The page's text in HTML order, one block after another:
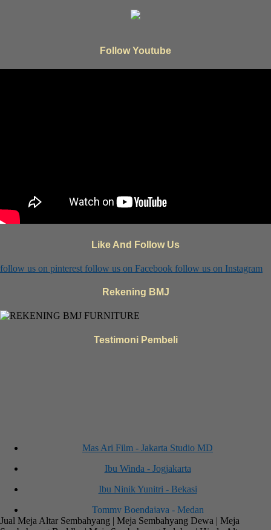
Follow Youtube
Like And Follow Us
follow us on pinterest follow us on Facebook follow us on Instagram
Rekening BMJ
Testimoni Pembeli
Mas Ari Film - Jakarta Studio MD
Ibu Winda - Jogjakarta
Ibu Ninik Yunitri - Bekasi
Tommy Boendajaya - Medan
Ibu. Yuli - Surabaya
Jual Meja Altar Sembahyang | Meja Sembahyang Dewa | Meja